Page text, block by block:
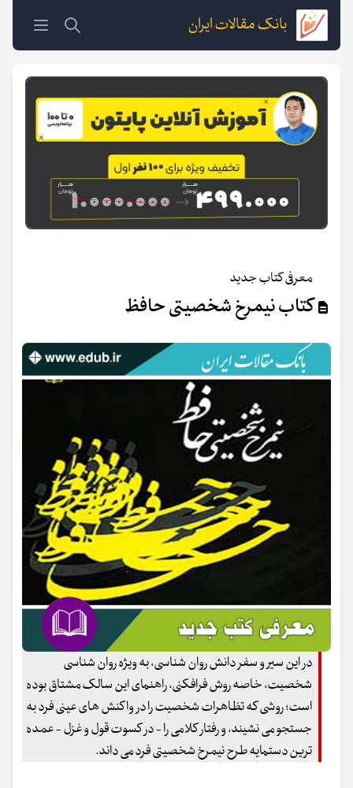
بانک مقالات ایران
معرفی کتاب جدید
کتاب نیمرخ شخصیتی حافظ
در این سیر و سفر دانش روان شناسی، به ویژه روان شناسی
شخصیت، خاصه روش فرافکنی، راهنمای این سالک مشتاق بوده
است؛ روشی که تظاهرات شخصیت را در واکنش های عینی فرد به
جستجو می نشیند، و رفتار کلامی را - در کسوت قول و غزل - عمده
ترین دستمایه طرح نیمرخ شخصیتی فرد می داند.